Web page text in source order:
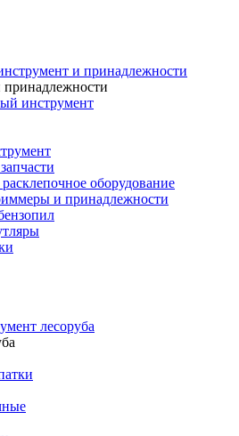
и принадлежности
принадлежности
инструмент
оборудование
и принадлежности
лесоруба